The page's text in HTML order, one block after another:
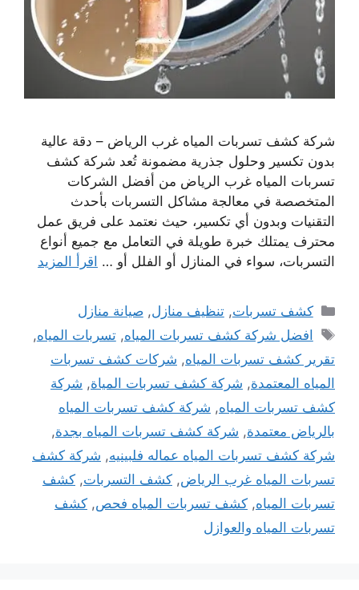
شركة كشف تسربات المياه غرب الرياض – دقة عالية
بدون تكسير وحلول جذرية مضمونة تُعد شركة كشف
تسربات المياه غرب الرياض من أفضل الشركات
المتخصصة في معالجة مشاكل التسربات بأحدث
التقنيات وبدون أي تكسير، حيث نعتمد على فريق عمل
محترف يمتلك خبرة طويلة في التعامل مع جميع أنواع
التسربات، سواء في المنازل أو الفلل أو … اقرأ المزيد
التصنيفات
كشف تسربات,تنظيف منازل,صيانة منازل
الوسوم
افضل شركة كشف تسربات المياه,تسربات المياه,
تقرير كشف تسربات المياه, شركات كشف تسربات
المياه المعتمدة, شركة كشف تسربات المياة, شركة
كشف تسربات المياه, شركة كشف تسربات المياه
بالرياض معتمدة, شركة كشف تسربات المياه بجدة,
شركة كشف تسربات المياه عماله فلبينيه, شركة كشف
تسربات المياه غرب الرياض, كشف التسربات, كشف
تسربات المياه, كشف تسربات المياه فحص, كشف
تسربات المياه والعوازل